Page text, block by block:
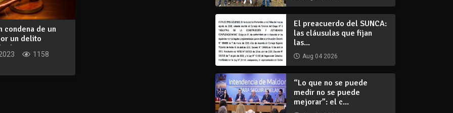
condena de un
un delito
de a...
1158
El preacuerdo del SUNCA:
las cláusulas que fijan
las...
Aug 04 2026
“Lo que no se puede
medir no se puede
mejorar”: el c...